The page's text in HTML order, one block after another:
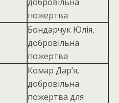
пожертва
Бондарчук Юлія,
добровільна
пожертва
Комар Дар’я,
добровiльна
пожертва для